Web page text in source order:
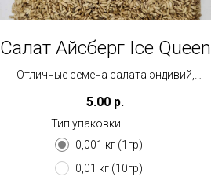
Салат Айсберг Ice Queen
Отличные семена салата эндивий,
кокосе
Посев: 0,2 гр/бокс
5.00 р.
Тип упаковки
0,001 кг (1гр)
0,01 кг (10гр)